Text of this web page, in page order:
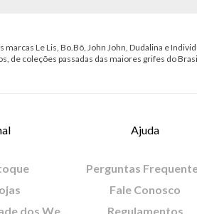
Le Lis, Bo.Bô, John John, Dudalina e
de coleções passadas das maiores grifes do
Ajuda
Perguntas
Fale Conosco
Regulamentos